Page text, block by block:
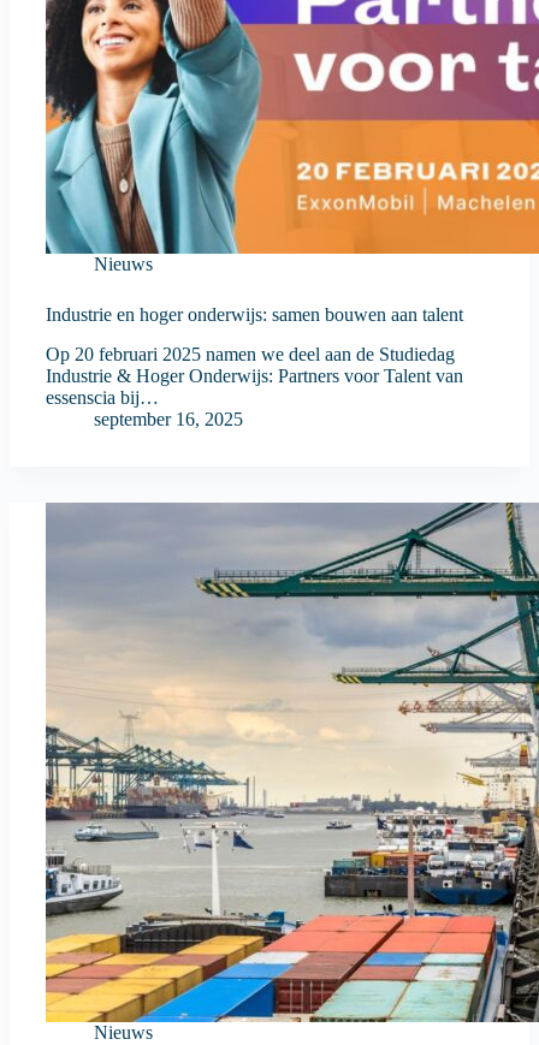
Nieuws
Industrie en hoger onderwijs: samen bouwen aan talent
Op 20 februari 2025 namen we deel aan de Studiedag
Industrie & Hoger Onderwijs: Partners voor Talent van
essenscia bij…
september 16, 2025
Nieuws